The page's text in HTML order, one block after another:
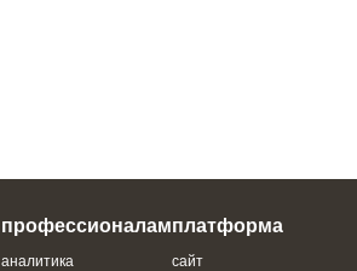
профессионалам
аналитика
платформа
сайт